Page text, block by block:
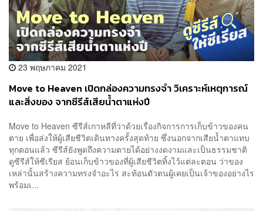
23 พฤษภาคม 2021
Move to Heaven เปิดกล่องความทรงจำ วิเคราะห์เหตุการณ์
และสิ่งของ จากซีรีส์เสียน้ำตาแห่งปี
Move to Heaven ซีรีส์เกาหลีที่ว่าด้วยเรื่องกิจการการเก็บข้าวของคน
ตาย เพื่อส่งให้ผู้เสียชีวิตเดินทางครั้งสุดท้าย ซึ่งนอกจากเสียน้ำตาแทบ
ทุกตอนแล้ว ซีรีส์ยังพูดถึงความตายได้อย่างงดงามและเป็นธรรมชาติ
ดูซีรีส์ให้ซีเรียส ย้อนเก็บข้าวของที่ผู้เสียชีวิตทิ้งไว้แต่ละตอน ว่าของ
เหล่านั้นสร้างความทรงจำอะไร สะท้อนตัวตนผู้เคยเป็นเจ้าของอย่างไร
พร้อมเ...